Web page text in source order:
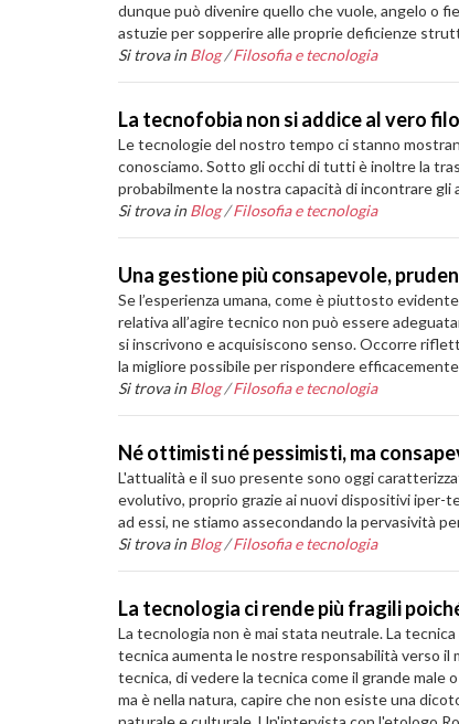
dunque può divenire quello che vuole, angelo o
astuzie per sopperire alle proprie deficienze
Si trova in Blog /Filosofia e tecnologia
La tecnofobia non si addice al vero
Le tecnologie del nostro tempo ci stanno
conosciamo. Sotto gli occhi di tutti è inoltre la
probabilmente la nostra capacità di incontrare gli
Si trova in Blog /Filosofia e tecnologia
Una gestione più consapevole,
Se l’esperienza umana, come è piuttosto
relativa all’agire tecnico non può essere
si inscrivono e acquisiscono senso. Occorre
la migliore possibile per rispondere
Si trova in Blog /Filosofia e tecnologia
Né ottimisti né pessimisti, ma
L'attualità e il suo presente sono oggi
evolutivo, proprio grazie ai nuovi dispositivi iper-
ad essi, ne stiamo assecondando la pervasività
Si trova in Blog /Filosofia e tecnologia
La tecnologia ci rende più fragili
La tecnologia non è mai stata neutrale. La
tecnica aumenta le nostre responsabilità verso
tecnica, di vedere la tecnica come il grande male
ma è nella natura, capire che non esiste una